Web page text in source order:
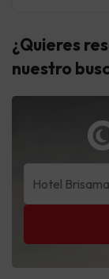
¿Quieres
nuestro